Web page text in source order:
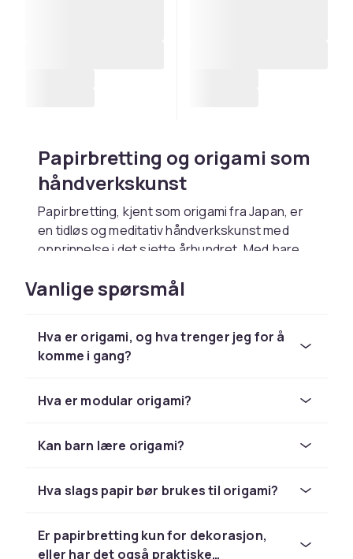
Papirbretting og origami som
håndverkskunst
Papirbretting, kjent som origami fra Japan, er
en tidløs og meditativ håndverkskunst med
opprinnelse i det sjette århundret. Med bare
geometriske former til avanserte skulpturer av
dyr, planter og abstrakte figurer. Kunsten
belønner utøveren med vakre og unike
resultater skapt av ingenting annet enn papir
Papirbretting for alle aldre og
nivåer
de yngste barna til erfarne voksne hobbyister.
papirbåter, flyvende fugler og enkle esker som
raskt gir mestringsfølelse. For viderekomne
Vanlige spørsmål
Hva er origami, og hva trenger jeg for å
komme i gang?
Hva er modular origami?
Kan barn lære origami?
Hva slags papir bør brukes til origami?
Er papirbretting kun for dekorasjon,
eller har det også praktiske